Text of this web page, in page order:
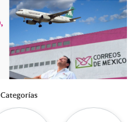
Categorías